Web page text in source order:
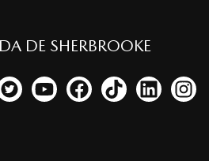
DE SHERBROOKE
Lien vers notre compte Twitter
Lien vers notre chaîne
Lien vers notre page
Lien vers notre
Lien vers
Lien